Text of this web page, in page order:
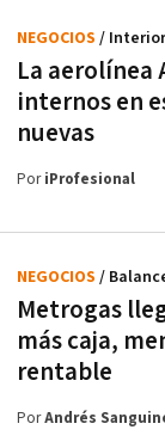
La aerolínea
internos en
nuevas
NEGOCIOS / Interior
PoriProfesional
Metrogas
más caja,
rentable
NEGOCIOS /
PorAndrés